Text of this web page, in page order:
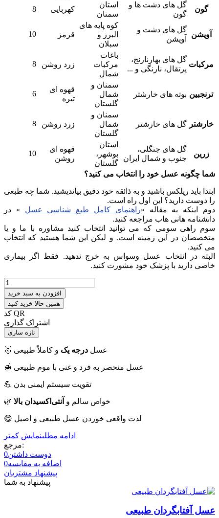
گون
گل های دشت ها و
گون
استان
سمنان
کهربایی 8
آویشن
گل های دشت و
آویشن
کوه پایه های
البرز و
سبلان
قرمز 10
مرکبات
گل های بهارنارنج،
پرتقال، نارنگی و ...
باغات
مرکبات
شمال
زرد روشن 8
ترنجبین بوته های خارشتر
سمنان و
شمال
گلستان
قهوه ای
تیره
6
خارشتر گل های خارشتر
سمنان و
شمال
گلستان
زرد روشن 8
زرین
گل های جنگلی،
جنوب و شمال ایران
استان
بوشهر،
گلستان
قهوه ای
روشن
10
شما چگونه عسل خود را انتخاب می کنید؟
ابتدا باید ریلکس باشید و به ذائقه خود دقیق بیاندیشید. شما چه طبعی
را دوست دارید؟ این اول راه است.
دوم اینکه به مقاله «راهنمای کامل طبع شناسی عسل » در
دانشنامه هانی هاب مراجعه کنید.
سوم راهی سومی که می توانید انتخاب کنید مشاوره با ما و یا
متخصصان در این زمینه است. و لیکن این شما هستید که انتخاب
می کنید.
البته در انتخاب عسل وسواس به خرج ندهید. فقط اگر بیماری
خاصی دارید با پزشک خود مشورت کنید.
افزودن به سبد خرید
همین حالا خرید کنید
کد QR
اشتراک گذاری
🥇 عسل درجه یک و کاملاً طبیعی
🍯 عسل منحصر به فرد و غنی با موم طبیعی
💪 تقویت سیستم ایمنی بدن
🌿 خواص سالم و آنتی‌اکسیدان بالا
😋 لذت واقعی خوردن عسل طبیعی و اصیل
ادامه مطلبنمایش کمتر
مرجع:
دوست داشتن0
اضافه به مقایسه0
پیشنهاد مشتریان
پیشنهاد به شما
عسل آفتابگردان طبیعی